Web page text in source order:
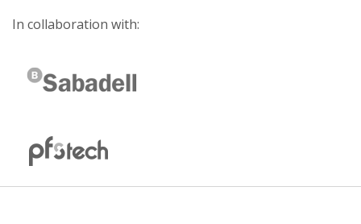
In collaboration with: